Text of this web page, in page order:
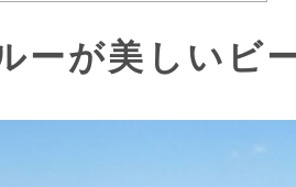
ーが美しいビ